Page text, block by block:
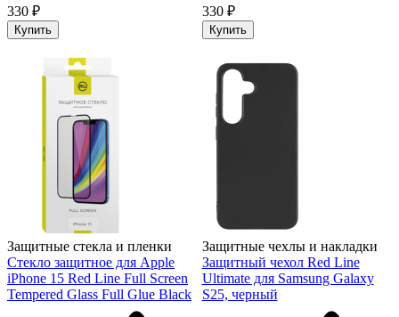
330 ₽
Купить
330 ₽
Купить
Защитные стекла и пленки
Стекло защитное для Apple
iPhone 15 Red Line Full Screen
Tempered Glass Full Glue Black
Защитные чехлы и накладки
Защитный чехол Red Line
Ultimate для Samsung Galaxy
S25, черный